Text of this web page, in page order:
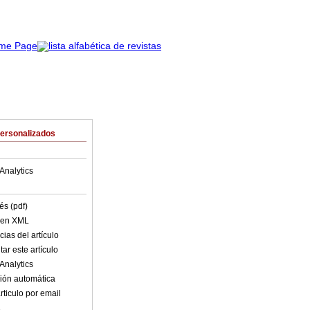
(pdf)
XML
del artículo
este artículo
automática
por email